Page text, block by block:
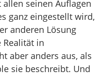
seinen Auflagen
ganz eingestellt wird,
anderen Lösung
Realität in
aber anders aus, als
sie beschreibt. Und